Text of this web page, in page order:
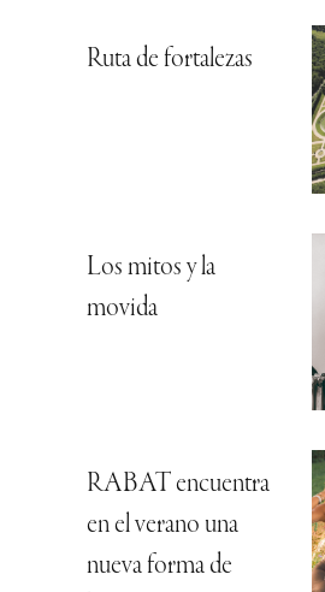
Ruta de fortalezas
Los mitos y la
movida
RABAT encuentra
en el verano una
nueva forma de